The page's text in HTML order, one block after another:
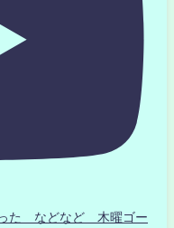
た などなど 木曜ゴー